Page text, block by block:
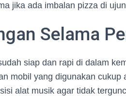
jika ada imbalan pizza di
Selama
siap dan rapi di dalam
mobil yang digunakan
alat musik agar tidak